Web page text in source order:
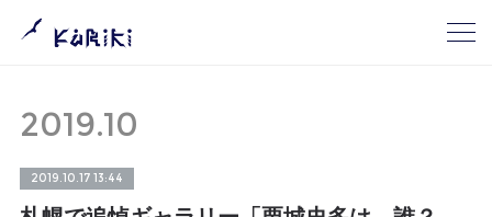
2019.10
2019.10.17 13:44